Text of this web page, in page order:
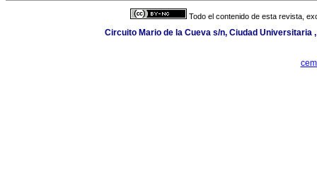
Todo el contenido de esta revista,
Circuito Mario de la Cueva s/n, Ciudad Universitaria